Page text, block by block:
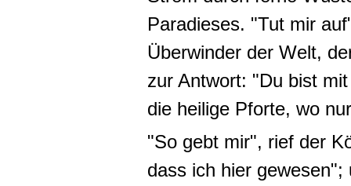
Paradieses. "Tut mir
Überwinder der Welt,
zur Antwort: "Du bist
die heilige Pforte, wo
"So gebt mir", rief der
dass ich hier